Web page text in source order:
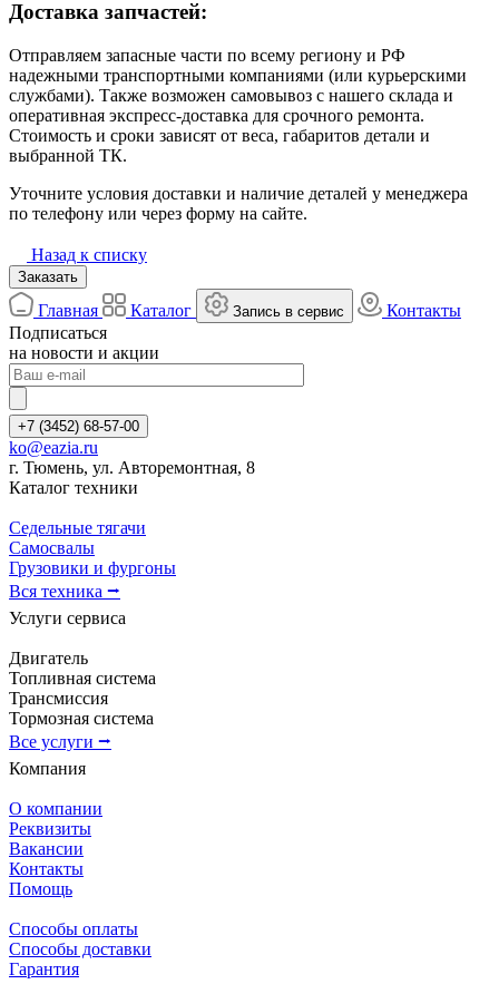
Доставка запчастей:
Отправляем запасные части по всему региону и РФ
надежными транспортными компаниями (или курьерскими
службами). Также возможен самовывоз с нашего склада и
оперативная экспресс-доставка для срочного ремонта.
Стоимость и сроки зависят от веса, габаритов детали и
выбранной ТК.
Уточните условия доставки и наличие деталей у менеджера
по телефону или через форму на сайте.
Назад к списку
Заказать
Главная Каталог Запись в сервис
Контакты
Подписаться
на новости и акции
+7 (3452) 68-57-00
ko@eazia.ru
г. Тюмень, ул. Авторемонтная, 8
Каталог техники
Седельные тягачи
Самосвалы
Грузовики и фургоны
Вся техника ⭢
Услуги сервиса
Двигатель
Топливная система
Трансмиссия
Тормозная система
Все услуги ⭢
Компания
О компании
Реквизиты
Вакансии
Контакты
Помощь
Способы оплаты
Способы доставки
Гарантия